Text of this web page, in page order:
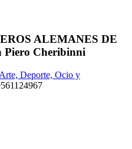
ALEMANES DE
Cheribinni
Arte, Deporte, Ocio y